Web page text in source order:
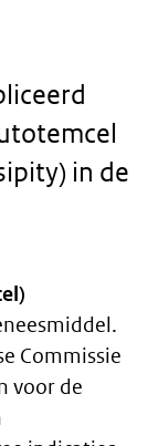
in de
Commissie
voor de